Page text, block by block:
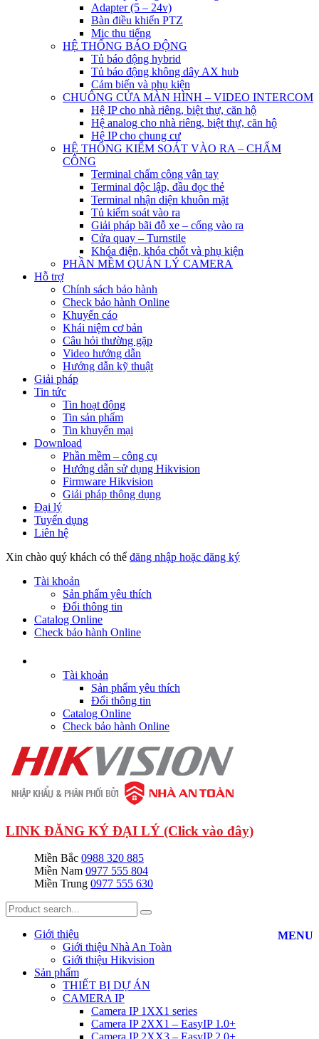
Adapter (5 – 24v)
Bàn điều khiển PTZ
Mic thu tiếng
HỆ THỐNG BÁO ĐỘNG
Tủ báo động hybrid
Tủ báo động không dây AX hub
Cảm biến và phụ kiện
CHUÔNG CỬA MÀN HÌNH – VIDEO INTERCOM
Hệ IP cho nhà riêng, biệt thự, căn hộ
Hệ analog cho nhà riêng, biệt thự, căn hộ
Hệ IP cho chung cư
HỆ THỐNG KIỂM SOÁT VÀO RA – CHẤM
CÔNG
Terminal chấm công vân tay
Terminal độc lập, đầu đọc thẻ
Terminal nhận diện khuôn mặt
Tủ kiểm soát vào ra
Giải pháp bãi đỗ xe – cổng vào ra
Cửa quay – Turnstile
Khóa điện, khóa chốt và phụ kiện
PHẦN MỀM QUẢN LÝ CAMERA
Hỗ trợ
Chính sách bảo hành
Check bảo hành Online
Khuyến cáo
Khái niệm cơ bản
Câu hỏi thường gặp
Video hướng dẫn
Hướng dẫn kỹ thuật
Giải pháp
Tin tức
Tin hoạt động
Tin sản phẩm
Tin khuyến mại
Download
Phần mềm – công cụ
Hướng dẫn sử dụng Hikvision
Firmware Hikvision
Giải pháp thông dụng
Đại lý
Tuyển dụng
Liên hệ
Xin chào quý khách có thể đăng nhập hoặc đăng ký
Tài khoản
Sản phẩm yêu thích
Đổi thông tin
Catalog Online
Check bảo hành Online
Tài khoản
Sản phẩm yêu thích
Đổi thông tin
Catalog Online
Check bảo hành Online
LINK ĐĂNG KÝ ĐẠI LÝ (Click vào đây)
Miền Bắc 0988 320 885
Miền Nam 0977 555 804
Miền Trung 0977 555 630
MENU
Giới thiệu
Giới thiệu Nhà An Toàn
Giới thiệu Hikvision
Sản phẩm
THIẾT BỊ DỰ ÁN
CAMERA IP
Camera IP 1XX1 series
Camera IP 2XX1 – EasyIP 1.0+